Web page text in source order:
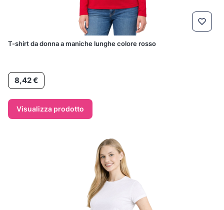
T-shirt da donna a maniche lunghe colore rosso
Prezzo
8,42 €
Visualizza prodotto